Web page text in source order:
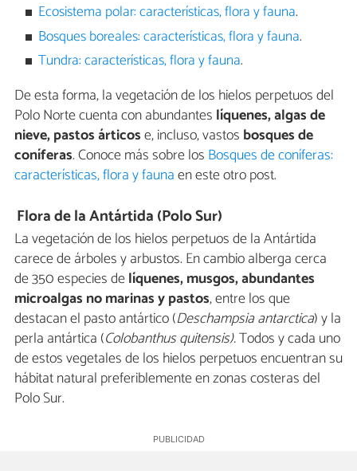
Ecosistema polar: características, flora y fauna.
Bosques boreales: características, flora y fauna.
Tundra: características, flora y fauna.
De esta forma, la vegetación de los hielos perpetuos del
Polo Norte cuenta con abundantes líquenes, algas de
nieve, pastos árticose, incluso, vastos bosques de
coníferas. Conoce más sobre los Bosques de coníferas:
características, flora y faunaen este otro post.
Flora de la Antártida (Polo Sur)
La vegetación de los hielos perpetuos de la Antártida
carece de árboles y arbustos. En cambio alberga cerca
de 350 especies delíquenes, musgos, abundantes
microalgas no marinas y pastos, entre los que
destacan el pasto antártico (Deschampsia antarctica) y la
perla antártica (Colobanthus quitensis).Todos y cada uno
de estos vegetales de los hielos perpetuos encuentran su
hábitat natural preferiblemente en zonas costeras del
Polo Sur.